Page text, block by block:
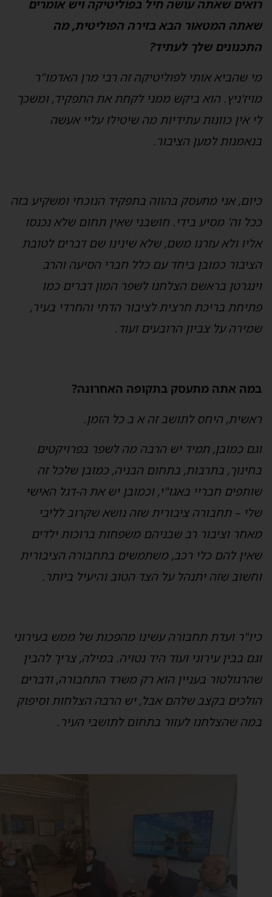
שאתה עושה חיל בפוליטיקה ויש אומרים
המטאור הבא בזירה הפוליטית, מה
שלך לעתיד?
שהביא אותי לפוליטיקה זה רבי מרן האדמו"ר
הוא ביקש ממני לקחת את התפקיד, ומשכך
אין כוונות עתידיות מה שיטילו עליי אעשה
למען הציבור.
אני מתעסק בהווה בתפקיד הנוכחי ומשקיע בזה
וה' מסיע בידי. חושבני שאין תחום שלא נכנסו
ולא עזרנו משם, שלא שינינו שם דברים לטובת
כמובן ביחד עם כלל חברי הסיעה והרב
בראשם הצלחנו לשפר המון דברים כמו
בריכת חרצית לציבור הדתי והחרדי בעיר,
על צביון הרובעים ועוד.
אתה מתעסק בתקופה האחרונה?
היחס לתושב זה א ב כל הזמן.
כמובן, תמיד יש הרבה מה לשפר בפרויקטים
בתרבות, בתחום הבניה, כמובן שלכל זה
חבריי באגו"י, וכמובן יש את ה-דגל האישי
– תחבורה ציבורית שזה נושא שקרוב לליבי
וציבור רב שבניהם משפחות ברוכות ילדים
להם כלי רכב, משתמשים בתחבורה הציבורית
שזה יתנהל על הצד הטוב והיעיל ביותר.
ועדת תחבורה עשינו מהפכות של ממש בעירוני
בבין עירוני ועוד היד נטויה. במילה, צריך להבין
בעניין הוא רק משרד התחבורה, ודברים
בקצב שלהם אבל, יש הרבה הצלחות וסיפוק
שהצלחנו לעזור בתחום לתושבי העיר.